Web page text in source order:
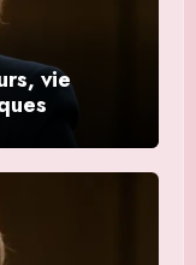
vie